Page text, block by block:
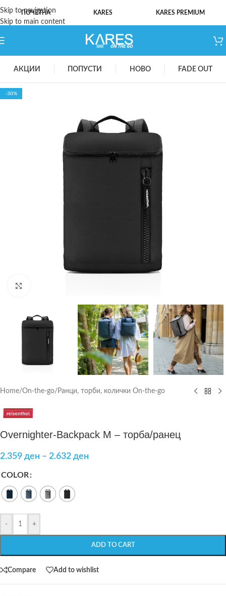
Skip to navigation
Skip to main content
ПОЧЕТНА KARES KARES PREMIUM
АКЦИИ ПОПУСТИ НОВО FADE OUT
-30%
Home/On-the-go/ Ранци, торби, колички On-the-go
Overnighter-Backpack M – торба/ранец
2.359 ден – 2.632 ден
COLOR
- +
ADD TO CART
Compare Add to wishlist